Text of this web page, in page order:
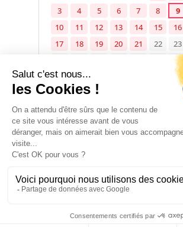
3
4 5 6 7 8
9
10
11 12 13 14 15
16
17
18 19 20 21 22
23
30
31
Verfügbar Belegt Nicht angegeben
UNTERKUNFT